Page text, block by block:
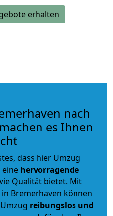
erhalten
nach
es Ihnen
dass hier Umzug
eine hervorragende
Qualität bietet. Mit
Bremerhaven können
reibungslos und